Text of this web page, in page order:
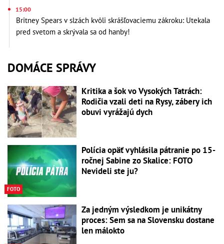
15:00
Britney Spears v slzách kvôli skrášľovaciemu zákroku: Utekala
pred svetom a skrývala sa od hanby!
DOMÁCE SPRÁVY
Kritika a šok vo Vysokých Tatrách:
Rodičia vzali deti na Rysy, zábery ich
obuvi vyrážajú dych
FOTO
Polícia opäť vyhlásila pátranie po 15-
ročnej Sabine zo Skalice: FOTO
Nevideli ste ju?
Za jedným výsledkom je unikátny
proces: Sem sa na Slovensku dostane
len málokto